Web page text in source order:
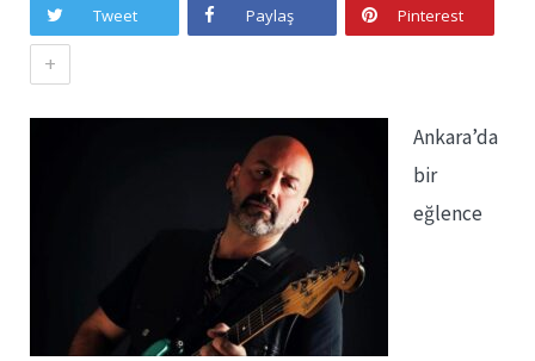
Tweet Paylaş Pinterest
+
Ankara’da
bir
eğlence